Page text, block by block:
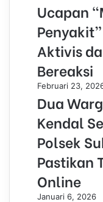
Ucapan
Aktivis
Bereaksi
Februari 23,
Dua
Kendal
Polsek
Pastikan
Online
Januari 6, 2026